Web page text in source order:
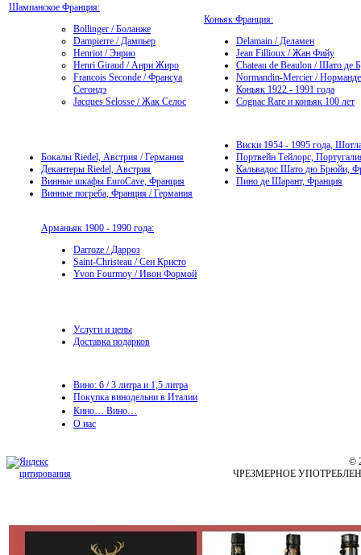
Шампанское Франция:
Bollinger / Боланже
Dampierre / Дампьер
Henriot / Энрио
Henri Giraud / Анри Жиро
Francois Seconde / Франсуа
Сегондэ
Jacques Selosse / Жак Селос
Бокалы Riedel, Австрия / Германия
Декантеры Riedel, Австрия
Винные шкафы EuroCave, Франция
Винные погреба, Франция / Германия
Коньяк Франция:
Delamain / Деламен
Jean Fillioux / Жан Фийу
Chateau de Beaulon / Шато де
Normandin-Mercier /
Коньяк 1922 - 1991 года
Cognac Rare и коньяк 100 лет
Виски 1954 - 1995 года,
Портвейн Тейлорс,
Кальвадос Шато дю Брюйи,
Пино де Шарант, Франция
Арманьяк 1900 - 1990 года:
Darroze / Дарроз
Saint-Christeau / Сен Кристо
Yvon Fourmoy / Ивон Формой
Услуги и цены
Доставка подарков
Вино: 6 / 3 литра и 1,5 литра
Покупка винодельни в Италии
Кино… Вино…
О нас
©
ЧРЕЗМЕРНОЕ